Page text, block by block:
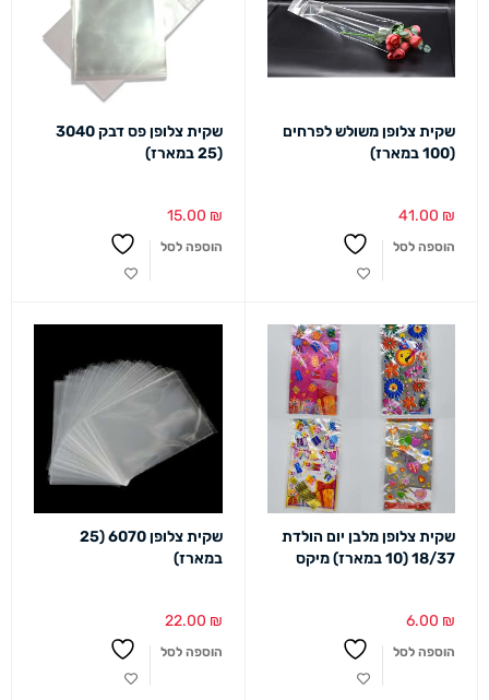
שקית צלופן משולש לפרחים
(100 במארז)
41.00 ₪
הוספה לסל
שקית צלופן פס דבק 3040
(25 במארז)
15.00 ₪
הוספה לסל
שקית צלופן מלבן יום הולדת
18/37 (10 במארז) מיקס
6.00 ₪
הוספה לסל
שקית צלופן 6070 (25
במארז)
22.00 ₪
הוספה לסל